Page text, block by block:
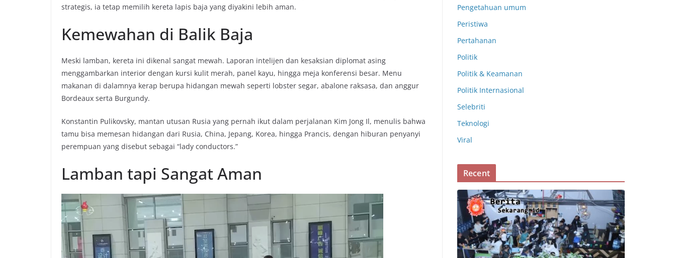
strategis, ia tetap memilih kereta lapis baja yang diyakini lebih aman.
Kemewahan di Balik Baja
Meski lamban, kereta ini dikenal sangat mewah. Laporan intelijen dan kesaksian diplomat asing
menggambarkan interior dengan kursi kulit merah, panel kayu, hingga meja konferensi besar. Menu
makanan di dalamnya kerap berupa hidangan mewah seperti lobster segar, abalone raksasa, dan anggur
Bordeaux serta Burgundy.
Konstantin Pulikovsky, mantan utusan Rusia yang pernah ikut dalam perjalanan Kim Jong Il, menulis bahwa
tamu bisa memesan hidangan dari Rusia, China, Jepang, Korea, hingga Prancis, dengan hiburan penyanyi
perempuan yang disebut sebagai “lady conductors.”
Lamban tapi Sangat Aman
Video
Player
Pengetahuan umum
Peristiwa
Pertahanan
Politik
Politik & Keamanan
Politik Internasional
Selebriti
Teknologi
Viral
Recent